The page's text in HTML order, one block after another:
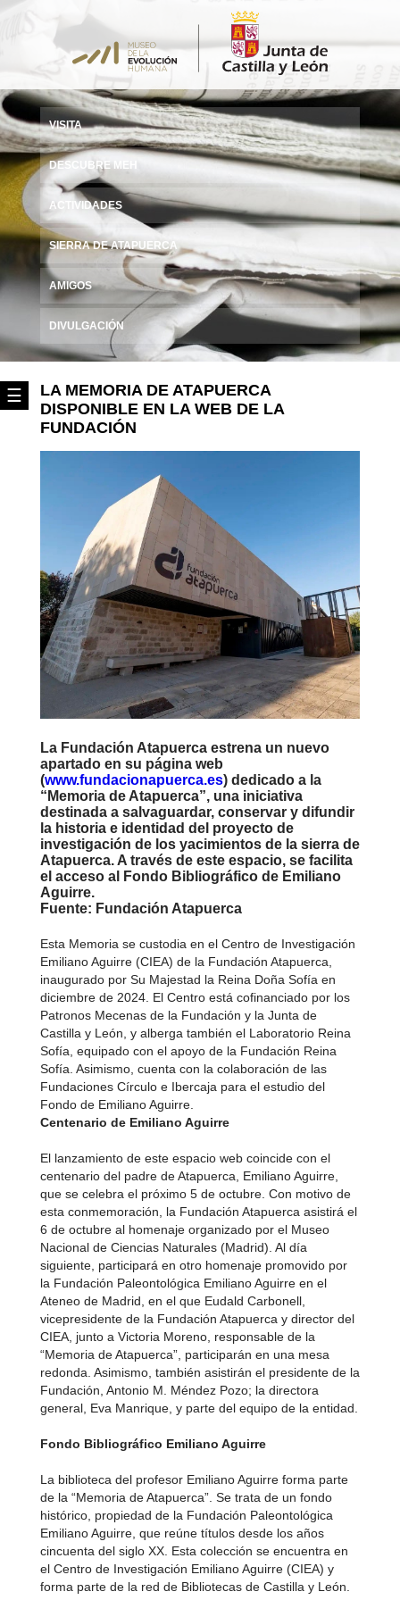
☰
VISITA
DESCUBRE MEH
ACTIVIDADES
SIERRA DE ATAPUERCA
AMIGOS
DIVULGACIÓN
LA MEMORIA DE ATAPUERCA
DISPONIBLE EN LA WEB DE LA
FUNDACIÓN
La Fundación Atapuerca estrena un nuevo
apartado en su página web
(www.fundacionapuerca.es) dedicado a la
“Memoria de Atapuerca”, una iniciativa
destinada a salvaguardar, conservar y difundir
la historia e identidad del proyecto de
investigación de los yacimientos de la sierra de
Atapuerca. A través de este espacio, se facilita
el acceso al Fondo Bibliográfico de Emiliano
Aguirre.
Fuente: Fundación Atapuerca
Esta Memoria se custodia en el Centro de Investigación
Emiliano Aguirre (CIEA) de la Fundación Atapuerca,
inaugurado por Su Majestad la Reina Doña Sofía en
diciembre de 2024. El Centro está cofinanciado por los
Patronos Mecenas de la Fundación y la Junta de
Castilla y León, y alberga también el Laboratorio Reina
Sofía, equipado con el apoyo de la Fundación Reina
Sofía. Asimismo, cuenta con la colaboración de las
Fundaciones Círculo e Ibercaja para el estudio del
Fondo de Emiliano Aguirre.
Centenario de Emiliano Aguirre
El lanzamiento de este espacio web coincide con el
centenario del padre de Atapuerca, Emiliano Aguirre,
que se celebra el próximo 5 de octubre. Con motivo de
esta conmemoración, la Fundación Atapuerca asistirá el
6 de octubre al homenaje organizado por el Museo
Nacional de Ciencias Naturales (Madrid). Al día
siguiente, participará en otro homenaje promovido por
la Fundación Paleontológica Emiliano Aguirre en el
Ateneo de Madrid, en el que Eudald Carbonell,
vicepresidente de la Fundación Atapuerca y director del
CIEA, junto a Victoria Moreno, responsable de la
“Memoria de Atapuerca”, participarán en una mesa
redonda. Asimismo, también asistirán el presidente de la
Fundación, Antonio M. Méndez Pozo; la directora
general, Eva Manrique, y parte del equipo de la entidad.
Fondo Bibliográfico Emiliano Aguirre
La biblioteca del profesor Emiliano Aguirre forma parte
de la “Memoria de Atapuerca”. Se trata de un fondo
histórico, propiedad de la Fundación Paleontológica
Emiliano Aguirre, que reúne títulos desde los años
cincuenta del siglo XX. Esta colección se encuentra en
el Centro de Investigación Emiliano Aguirre (CIEA) y
forma parte de la red de Bibliotecas de Castilla y León.